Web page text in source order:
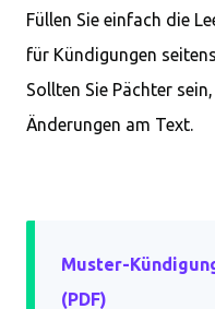
Füllen Sie einfach die
für Kündigungen
Sollten Sie Pächter
Änderungen am Text.
Muster-
(PDF)